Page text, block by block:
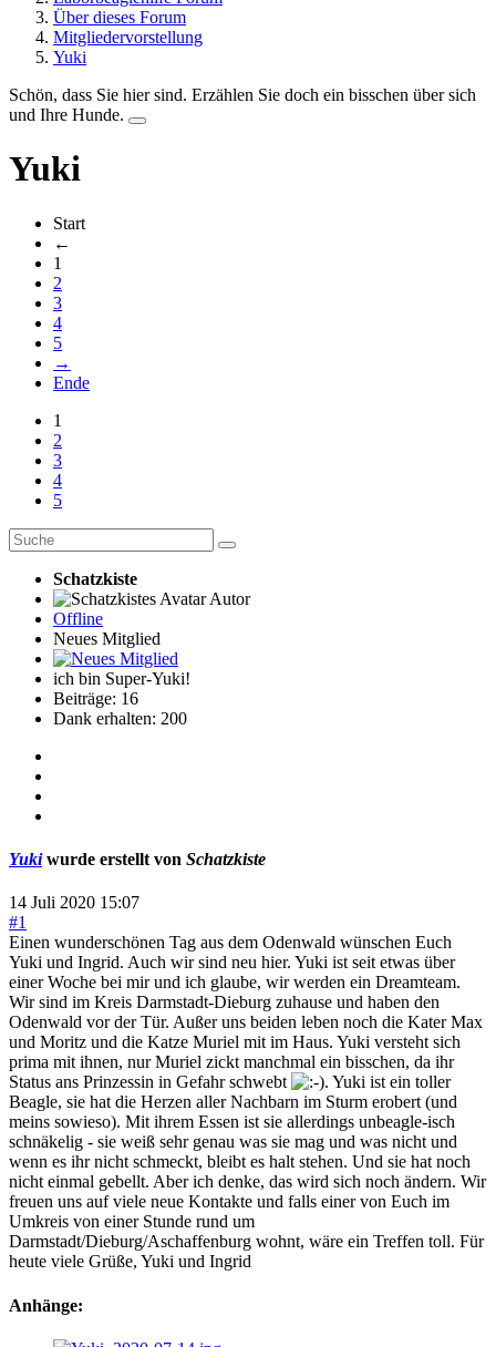
Über dieses Forum
Mitgliedervorstellung
Yuki
Schön, dass Sie hier sind. Erzählen Sie doch ein bisschen über sich
und Ihre Hunde.
Yuki
Start
←
1
2
3
4
5
→
Ende
1
2
3
4
5
Schatzkiste
Autor
Offline
Neues Mitglied
ich bin Super-Yuki!
Beiträge: 16
Dank erhalten: 200
Yukiwurde erstellt von Schatzkiste
14 Juli 2020 15:07
#1
Einen wunderschönen Tag aus dem Odenwald wünschen Euch
Yuki und Ingrid. Auch wir sind neu hier. Yuki ist seit etwas über
einer Woche bei mir und ich glaube, wir werden ein Dreamteam.
Wir sind im Kreis Darmstadt-Dieburg zuhause und haben den
Odenwald vor der Tür. Außer uns beiden leben noch die Kater Max
und Moritz und die Katze Muriel mit im Haus. Yuki versteht sich
prima mit ihnen, nur Muriel zickt manchmal ein bisschen, da ihr
Status ans Prinzessin in Gefahr schwebt
. Yuki ist ein toller
Beagle, sie hat die Herzen aller Nachbarn im Sturm erobert (und
meins sowieso). Mit ihrem Essen ist sie allerdings unbeagle-isch
schnäkelig - sie weiß sehr genau was sie mag und was nicht und
wenn es ihr nicht schmeckt, bleibt es halt stehen. Und sie hat noch
nicht einmal gebellt. Aber ich denke, das wird sich noch ändern. Wir
freuen uns auf viele neue Kontakte und falls einer von Euch im
Umkreis von einer Stunde rund um
Darmstadt/Dieburg/Aschaffenburg wohnt, wäre ein Treffen toll. Für
heute viele Grüße, Yuki und Ingrid
Anhänge: